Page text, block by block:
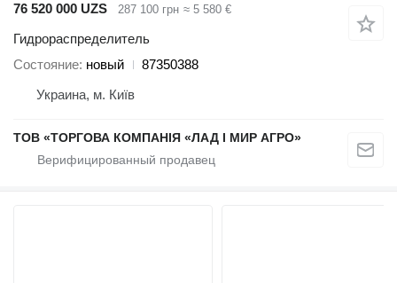
76 520 000 UZS 287 100 грн ≈ 5 580 €
Гидрораспределитель
Состояние новый
87350388
Украина, м. Київ
ТОВ «ТОРГОВА КОМПАНІЯ «ЛАД І МИР АГРО»